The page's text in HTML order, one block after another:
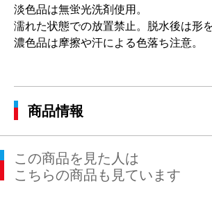
淡色品は無蛍光洗剤使用。
濡れた状態での放置禁止。脱水後は形
濃色品は摩擦や汗による色落ち注意。
商品情報
この商品を見た人は
こちらの商品も見ています